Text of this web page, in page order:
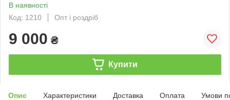
В наявності
Код: 1210
Опт і роздріб
9 000 ₴
Купити
Опис Характеристики Доставка Оплата Умови